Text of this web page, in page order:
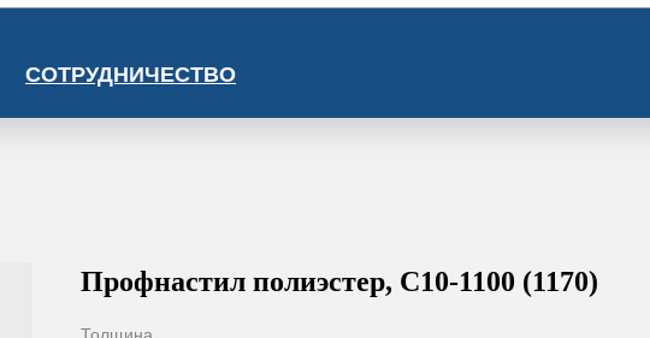
СОТРУДНИЧЕСТВО
Профнастил полиэстер, С10-1100 (1170)